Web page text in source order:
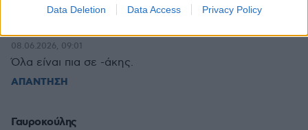
Data Deletion Data Access Privacy Policy
Καταλήξεις ονομάτων
08.06.2026, 09:01
Όλα είναι πια σε -άκης.
ΑΠΑΝΤΗΣΗ
Γαυροκούλης